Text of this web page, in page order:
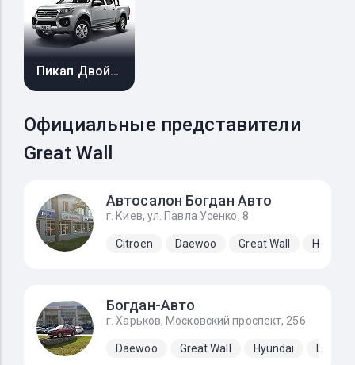
Пикап Двойная кабина
Официальные представители
Great Wall
Автосалон Богдан Авто
г. Киев, ул. Павла Усенко, 8
Citroen Daewoo Great Wall Hyundai
Богдан-Авто
г. Харьков, Московский проспект, 256
Daewoo Great Wall Hyundai Lifan